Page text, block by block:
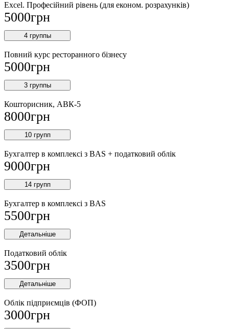
Excel. Професійний рівень (для економ. розрахунків)
5000грн
4 группы
Повний курс ресторанного бізнесу
5000грн
3 группы
Кошторисник, АВК-5
8000грн
10 групп
Бухгалтер в комплексі з BAS + податковий облік
9000грн
14 групп
Бухгалтер в комплексі з BAS
5500грн
Детальніше
Податковий облік
3500грн
Детальніше
Облік підприємців (ФОП)
3000грн